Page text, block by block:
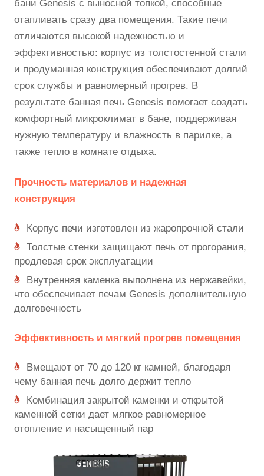
бани Genesis с выносной топкой, способные
отапливать сразу два помещения. Такие печи
отличаются высокой надежностью и
эффективностью: корпус из толстостенной стали
и продуманная конструкция обеспечивают долгий
срок службы и равномерный прогрев. В
результате банная печь Genesis помогает создать
комфортный микроклимат в бане, поддерживая
нужную температуру и влажность в парилке, а
также тепло в комнате отдыха.
Прочность материалов и надежная
конструкция
Корпус печи изготовлен из жаропрочной стали
Толстые стенки защищают печь от прогорания,
продлевая срок эксплуатации
Внутренняя каменка выполнена из нержавейки,
что обеспечивает печам Genesis дополнительную
долговечность
Эффективность и мягкий прогрев помещения
Вмещают от 70 до 120 кг камней, благодаря
чему банная печь долго держит тепло
Комбинация закрытой каменки и открытой
каменной сетки дает мягкое равномерное
отопление и насыщенный пар